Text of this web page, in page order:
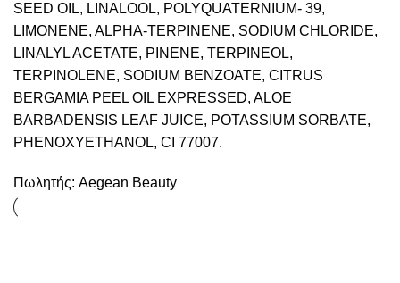
SEED OIL, LINALOOL, POLYQUATERNIUM- 39,
LIMONENE, ALPHA-TERPINENE, SODIUM CHLORIDE,
LINALYL ACETATE, PINENE, TERPINEOL,
TERPINOLENE, SODIUM BENZOATE, CITRUS
BERGAMIA PEEL OIL EXPRESSED, ALOE
BARBADENSIS LEAF JUICE, POTASSIUM SORBATE,
PHENOXYETHANOL, CI 77007.
Πωλητής: Aegean Beauty